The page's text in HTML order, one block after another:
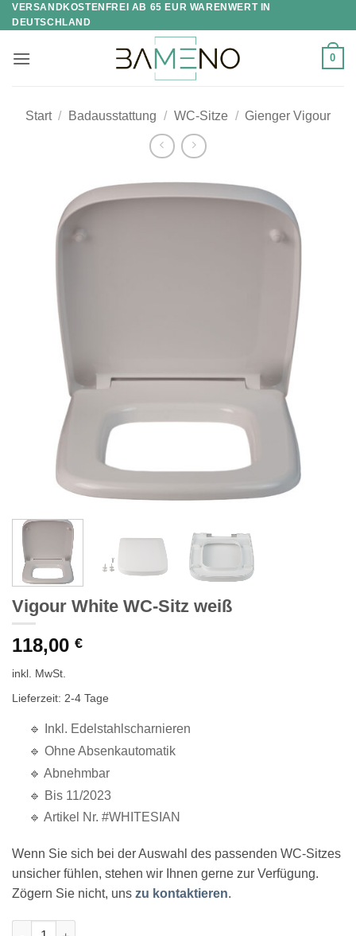
Skip
to
VERSANDKOSTENFREI AB 65 EUR WARENWERT IN
DEUTSCHLAND
0
Start / Badausstattung / WC-Sitze / Gienger Vigour
Wunschliste
hinzufügen
Vigour White WC-Sitz weiß
118,00 €
inkl. MwSt.
Lieferzeit: 2-4 Tage
🔹 Inkl. Edelstahlscharnieren
🔹 Ohne Absenkautomatik
🔹 Abnehmbar
🔹 Bis 11/2023
🔹 Artikel Nr. #WHITESIAN
Wenn Sie sich bei der Auswahl des passenden WC-Sitzes
unsicher fühlen, stehen wir Ihnen gerne zur Verfügung.
Zögern Sie nicht, uns zu kontaktieren.
Vigour White WC-Sitz weiß Menge